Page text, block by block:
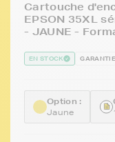
Cartouche
EPSON 35XL
- JAUNE -
EN STOCK
Option :
Jaune